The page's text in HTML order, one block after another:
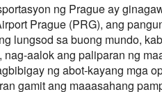
ng Prague ay
Prague (PRG), ang
lungsod sa buong mundo,
aalok ang paliparan ng
ng abot-kayang mga
gamit ang maaasahang